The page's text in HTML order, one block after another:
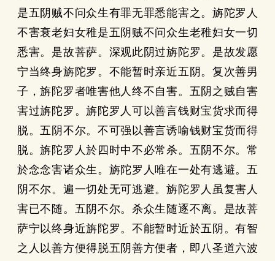
是五阴贼不问众生有罪无罪悉能害之。旃陀罗人
不害衰老妇女稚是五阴贼不问众生老稚妇女一切
悉害。是故菩萨。深观此阴过旃陀罗。是故发愿
宁当终身旃陀罗。不能暂时亲近五阴。复次善男
子，旃陀罗者唯害他人终不自害。五阴之贼自害
害过旃陀罗。旃陀罗人可以善言钱财宝货求而得
脱。五阴不尔。不可强以善言诱喻钱财宝货而得
脱。旃陀罗人於四时中不必常杀。五阴不尔。常
於念念害诸众生。旃陀罗人唯在一处有逃避。五
阴不尔。遍一切处无可逃避。旃陀罗人虽复害人
害已不随。五阴不尔。杀众生随逐不离。是故菩
萨宁以终身近旃陀罗。不能暂时近於五阴。有智
之人以善方便得脱五阴善方便者，即八圣道六波